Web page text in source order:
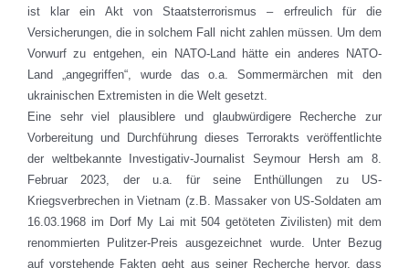
ist klar ein Akt von Staatsterrorismus – erfreulich für die
Versicherungen, die in solchem Fall nicht zahlen müssen. Um dem
Vorwurf zu entgehen, ein NATO-Land hätte ein anderes NATO-
Land „angegriffen“, wurde das o.a. Sommermärchen mit den
ukrainischen Extremisten in die Welt gesetzt.
Eine sehr viel plausiblere und glaubwürdigere Recherche zur
Vorbereitung und Durchführung dieses Terrorakts veröffentlichte
der weltbekannte Investigativ-Journalist Seymour Hersh am 8.
Februar 2023, der u.a. für seine Enthüllungen zu US-
Kriegsverbrechen in Vietnam (z.B. Massaker von US-Soldaten am
16.03.1968 im Dorf My Lai mit 504 getöteten Zivilisten) mit dem
renommierten Pulitzer-Preis ausgezeichnet wurde. Unter Bezug
auf vorstehende Fakten geht aus seiner Recherche hervor, dass